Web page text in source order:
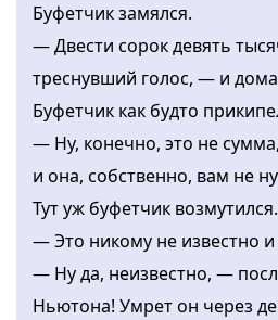
Буфетчик замялся.
— Двести сорок девять
треснувший голос, — и
Буфетчик как будто
— Ну, конечно, это не
и она, собственно, вам не
Тут уж буфетчик возмутился.
— Это никому не известно
— Ну да, неизвестно, —
Ньютона! Умрет он через